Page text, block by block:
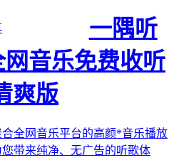
一隅听
音乐免费收听
爽版
全网音乐平台的高颜*音乐播放
带来纯净、无广告的听歌体